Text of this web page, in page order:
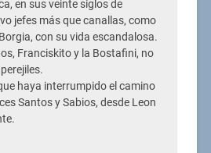
en sus veinte siglos de
jefes más que canallas, como
con su vida escandalosa.
Franciskito y la Bostafini, no
haya interrumpido el camino
Santos y Sabios, desde Leon